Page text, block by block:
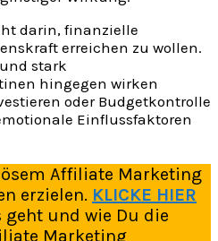
darin, finanzielle
erreichen zu wollen.
stark
hingegen wirken
oder Budgetkontrolle
Einflussfaktoren
Affiliate Marketing
erzielen. KLICKE HIER
geht und wie Du die
Marketing